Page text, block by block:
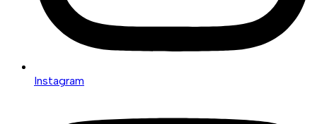
Instagram